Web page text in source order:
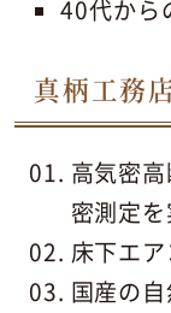
40代から
真柄工務
高気密
密測定を
床下エ
国産の